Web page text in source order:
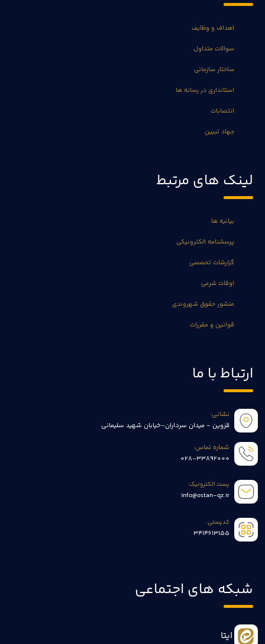
اهداف و وظایف
سوالات متداول
ساختار سازمانی
استانداری در رسانه ها
انتصابات
جهاد تبیین
لینک های مرتبط
بیانیه ها
پرسشنامه الکترونیکی
گزارشات تخصصی
اوقات شرعی
منشور حقوق شهروندی
قوانین و مقررات
ارتباط با ما
نشانی:
قزوین - میدان سرداران-خیابان شهید سلیمانی
شماره تماس:
028-33892000
پست الکترونیک:
info@ostan-qz.ir
کدپستی:
3414613155
شبکه های اجتماعی
ایتا